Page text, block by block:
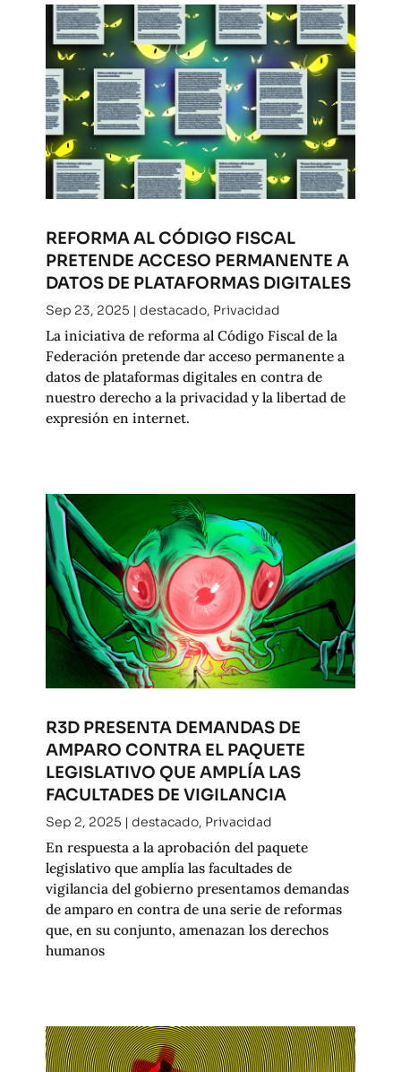
REFORMA AL CÓDIGO FISCAL
PRETENDE ACCESO PERMANENTE A
DATOS DE PLATAFORMAS DIGITALES
Sep 23, 2025 | destacado, Privacidad
La iniciativa de reforma al Código Fiscal de la
Federación pretende dar acceso permanente a
datos de plataformas digitales en contra de
nuestro derecho a la privacidad y la libertad de
expresión en internet.
R3D PRESENTA DEMANDAS DE
AMPARO CONTRA EL PAQUETE
LEGISLATIVO QUE AMPLÍA LAS
FACULTADES DE VIGILANCIA
Sep 2, 2025 | destacado, Privacidad
En respuesta a la aprobación del paquete
legislativo que amplía las facultades de
vigilancia del gobierno presentamos demandas
de amparo en contra de una serie de reformas
que, en su conjunto, amenazan los derechos
humanos